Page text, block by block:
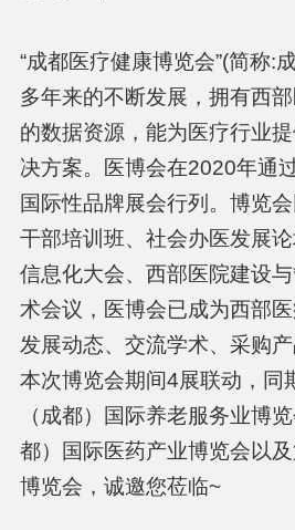
“成都医疗健康博览会”(简称:
多年来的不断发展，拥有西
的数据资源，能为医疗行业
决方案。医博会在2020年通
国际性品牌展会行列。博览
干部培训班、社会办医发展
信息化大会、西部医院建设
术会议，医博会已成为西部
发展动态、交流学术、采购产
本次博览会期间4展联动，同
（成都）国际养老服务业博
都）国际医药产业博览会以
博览会，诚邀您莅临~